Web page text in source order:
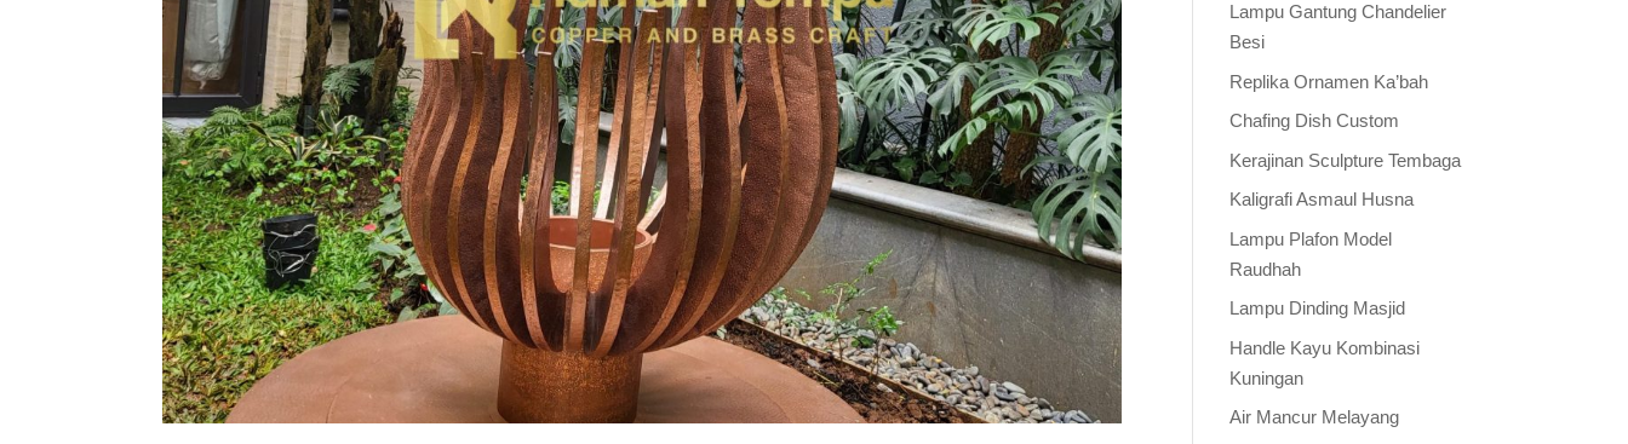
Lampu Gantung Chandelier
Besi
Replika Ornamen Ka’bah
Chafing Dish Custom
Kerajinan Sculpture Tembaga
Kaligrafi Asmaul Husna
Lampu Plafon Model
Raudhah
Lampu Dinding Masjid
Handle Kayu Kombinasi
Kuningan
Air Mancur Melayang